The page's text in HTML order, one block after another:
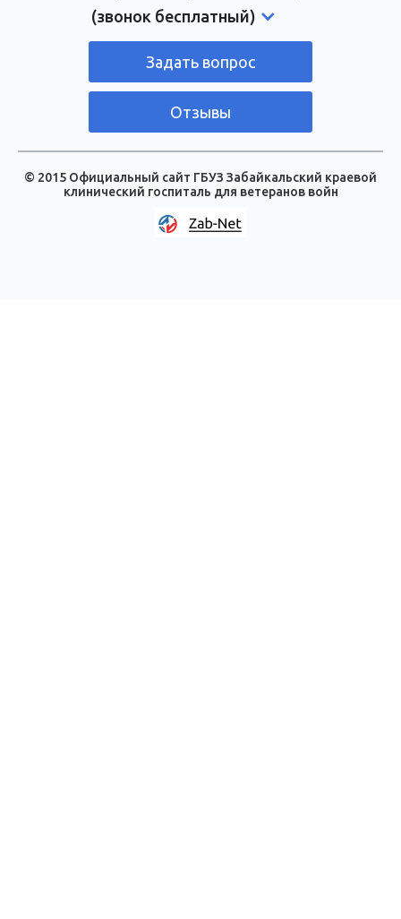
(звонок бесплатный)
Задать вопрос
Отзывы
© 2015 Официальный сайт ГБУЗ Забайкальский краевой
клинический госпиталь для ветеранов войн